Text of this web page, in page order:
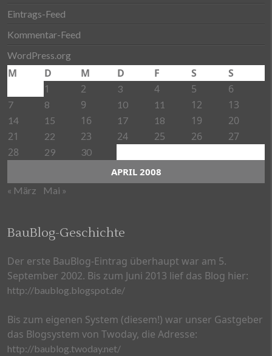
Eintrags-Feed
Kommentar-Feed
WordPress.org
APRIL 2008
M D M D F S
S
1
2 3 4 5 6
7 8 9 10 11 12 13
14 15 16 17 18 19
20
21
22 23 24 25 26
27
28
29 30
« März Mai »
BauBlog-Geschichte
Der erste BauBlog-Eintrag überhaupt war am 5.
September 2002. Bis zum Juni 2013 lief das Blog hier:
http://baublog.blogspot.de/
Bis zum eigenen System (diesem!) war unser Gastgeber
das Blogsystem von Twoday, die Adresse:
http://baublog.twoday.net/